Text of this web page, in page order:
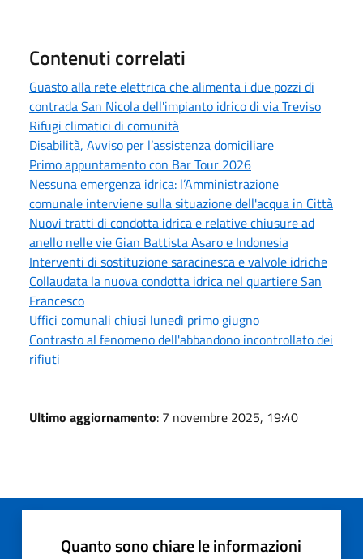
Contenuti correlati
Guasto alla rete elettrica che alimenta i due pozzi di
contrada San Nicola dell'impianto idrico di via Treviso
Rifugi climatici di comunità
Disabilità, Avviso per l’assistenza domiciliare
Primo appuntamento con Bar Tour 2026
Nessuna emergenza idrica: l’Amministrazione
comunale interviene sulla situazione dell'acqua in Città
Nuovi tratti di condotta idrica e relative chiusure ad
anello nelle vie Gian Battista Asaro e Indonesia
Interventi di sostituzione saracinesca e valvole idriche
Collaudata la nuova condotta idrica nel quartiere San
Francesco
Uffici comunali chiusi lunedì primo giugno
Contrasto al fenomeno dell'abbandono incontrollato dei
rifiuti
Ultimo aggiornamento: 7 novembre 2025, 19:40
Quanto sono chiare le informazioni